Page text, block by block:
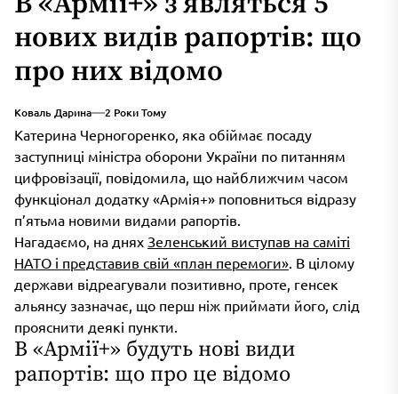
нових видів рапортів: що
про них відомо
Коваль Дарина 2 Роки Тому
Катерина Черногоренко, яка обіймає посаду
заступниці міністра оборони України по питанням
цифровізації, повідомила, що найближчим часом
функціонал додатку «Армія+» поповниться відразу
п’ятьма новими видами рапортів.
Нагадаємо, на днях Зеленський виступав на саміті
НАТО і представив свій «план перемоги» . В цілому
держави відреагували позитивно, проте, генсек
альянсу зазначає, що перш ніж приймати його, слід
прояснити деякі пункти.
В «Армії+» будуть нові види
рапортів: що про це відомо